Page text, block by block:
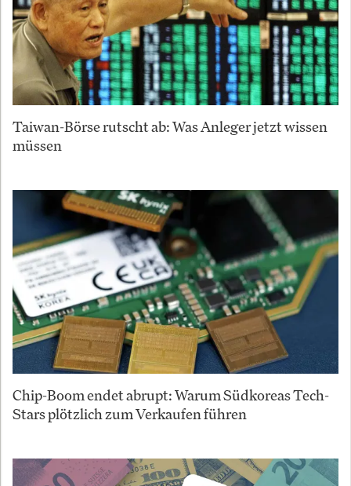
Taiwan-Börse rutscht ab: Was Anleger jetzt wissen
müssen
Chip-Boom endet abrupt: Warum Südkoreas Tech-
Stars plötzlich zum Verkaufen führen